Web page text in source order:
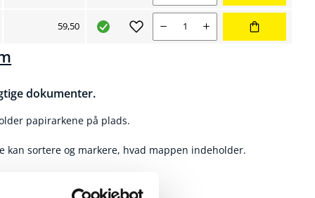
Nuværende salgspris 59,50 kr
59,50 Antal
dokumenter.
papirarkene på plads.
kan sortere og markere, hvad mappen indeholder.